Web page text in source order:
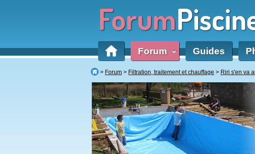
Forum
Forum ‹ Guides
Forum Filtration, traitement et chauffage Riri s'en va